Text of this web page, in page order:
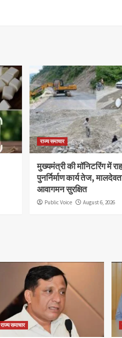
राज्य समाचार
मुख्यमंत्री की मॉनिटरिंग में
पुनर्निर्माण कार्य तेज,
आवागमन सुरक्षित
Public Voice August 6, 2026
राज्य समाचार